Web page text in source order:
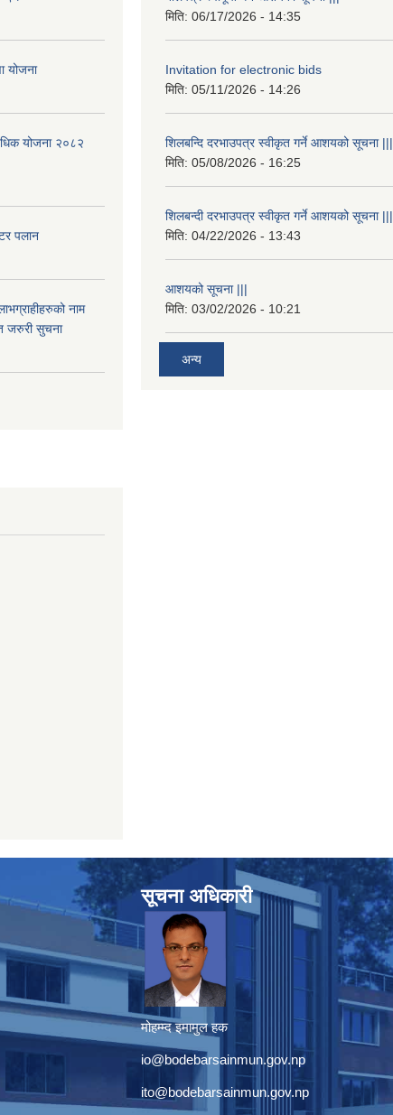
योजना
योजना २०८२
पलान
नाम
जरुरी सुचना
मिति: 06/17/2026 - 14:35
Invitation for electronic bids
मिति: 05/11/2026 - 14:26
शिलबन्दि दरभाउपत्र स्वीकृत गर्ने आशयको सूचना |||
मिति: 05/08/2026 - 16:25
शिलबन्दी दरभाउपत्र स्वीकृत गर्ने आशयको सूचना |||
मिति: 04/22/2026 - 13:43
आशयको सूचना |||
मिति: 03/02/2026 - 10:21
अन्य
सूचना अधिकारी
मोहम्म्द इमामुल हक
io@bodebarsainmun.gov.np
ito@bodebarsainmun.gov.np